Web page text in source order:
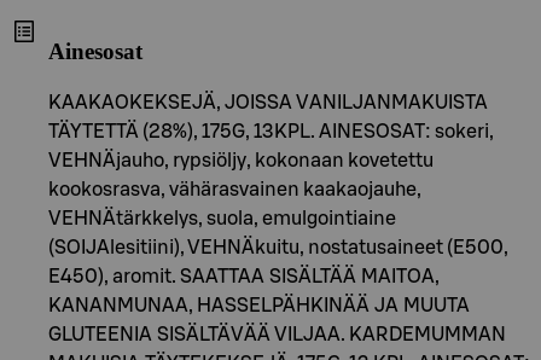
Ainesosat
KAAKAOKEKSEJÄ, JOISSA VANILJANMAKUISTA
TÄYTETTÄ (28%), 175G, 13KPL. AINESOSAT: sokeri,
VEHNÄjauho, rypsiöljy, kokonaan kovetettu
kookosrasva, vähärasvainen kaakaojauhe,
VEHNÄtärkkelys, suola, emulgointiaine
(SOIJAlesitiini), VEHNÄkuitu, nostatusaineet (E500,
E450), aromit. SAATTAA SISÄLTÄÄ MAITOA,
KANANMUNAA, HASSELPÄHKINÄÄ JA MUUTA
GLUTEENIA SISÄLTÄVÄÄ VILJAA. KARDEMUMMAN